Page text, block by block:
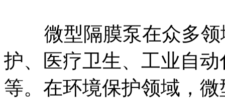
微型隔膜泵在众多领
护、医疗卫生、工业自
等。在环境保护领域，